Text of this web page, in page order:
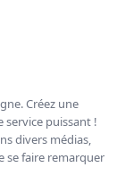
Créez une
puissant !
divers médias,
se faire remarquer